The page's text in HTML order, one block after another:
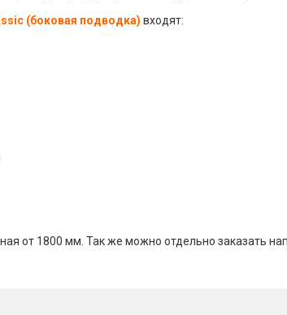
(боковая подводка) входят:
от 1800 мм. Так же можно отдельно заказать